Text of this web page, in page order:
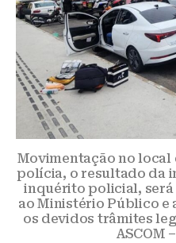
Movimentação no
polícia, o resultado da
inquérito policial, será
ao Ministério Público
os devidos trâmites
ASCOM